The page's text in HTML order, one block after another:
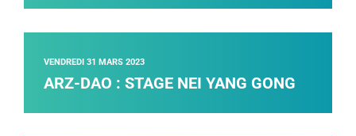
ARZ-DAO : STAGE NEI YANG GONG
VENDREDI 31 MARS 2023